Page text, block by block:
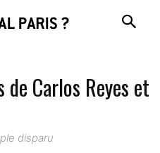
de Carlos Reyes et
disparu